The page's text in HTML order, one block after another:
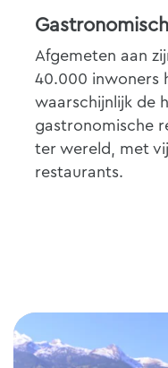
Afgemeten aan
40.000 inwoners
waarschijnlijk de
gastronomische
ter wereld, met
restaurants.